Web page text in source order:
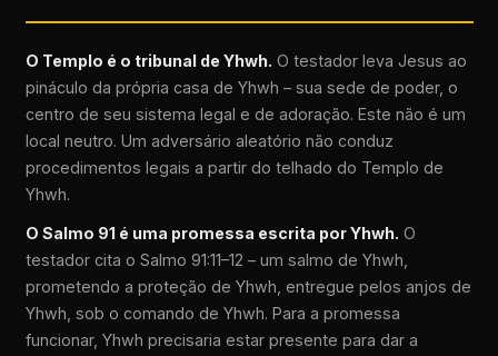
O Templo é o tribunal de Yhwh. O testador leva Jesus ao
pináculo da própria casa de Yhwh – sua sede de poder, o
centro de seu sistema legal e de adoração. Este não é um
local neutro. Um adversário aleatório não conduz
procedimentos legais a partir do telhado do Templo de
Yhwh.
O Salmo 91 é uma promessa escrita por Yhwh. O
testador cita o Salmo 91:11–12 – um salmo de Yhwh,
prometendo a proteção de Yhwh, entregue pelos anjos de
Yhwh, sob o comando de Yhwh. Para a promessa
funcionar, Yhwh precisaria estar presente para dar a